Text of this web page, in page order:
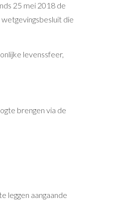
25 mei 2018 de
die
levenssfeer,
brengen via de
leggen aangaande